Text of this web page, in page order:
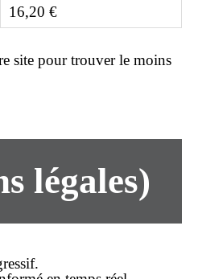
16,20 €
site pour trouver le moins
légales)